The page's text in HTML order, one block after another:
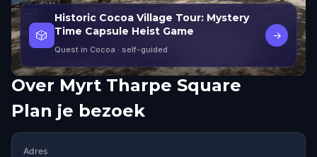
🎲
Historic Cocoa Village Tour: Mystery
Time Capsule Heist Game
Quest in Cocoa · self-guided
→
Over Myrt Tharpe Square
Plan je bezoek
Adres